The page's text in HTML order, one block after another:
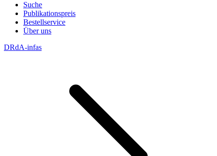
Suche
Publikationspreis
Bestellservice
Über uns
DRdA-infas